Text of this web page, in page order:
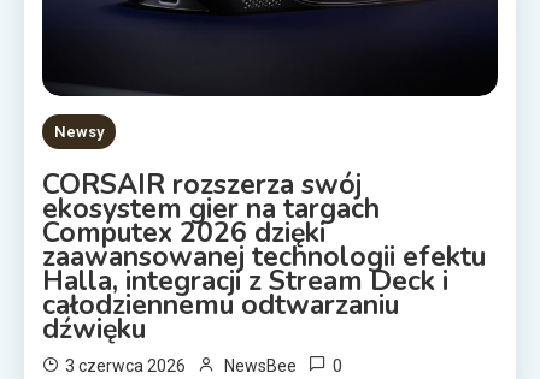
Newsy
CORSAIR rozszerza swój
ekosystem gier na targach
Computex 2026 dzięki
zaawansowanej technologii efektu
Halla, integracji z Stream Deck i
całodziennemu odtwarzaniu
dźwięku
3 czerwca 2026 NewsBee 0